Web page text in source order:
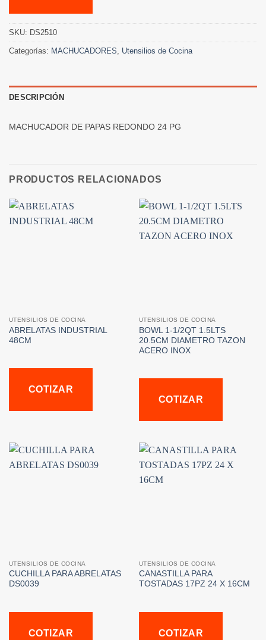
SKU: DS2510
Categorías: MACHUCADORES, Utensilios de Cocina
DESCRIPCIÓN
MACHUCADOR DE PAPAS REDONDO 24 PG
PRODUCTOS RELACIONADOS
UTENSILIOS DE COCINA
ABRELATAS INDUSTRIAL
48CM
COTIZAR
UTENSILIOS DE COCINA
BOWL 1-1/2QT 1.5LTS
20.5CM DIAMETRO TAZON
ACERO INOX
COTIZAR
UTENSILIOS DE COCINA
CUCHILLA PARA ABRELATAS
DS0039
COTIZAR
UTENSILIOS DE COCINA
CANASTILLA PARA
TOSTADAS 17PZ 24 X 16CM
COTIZAR